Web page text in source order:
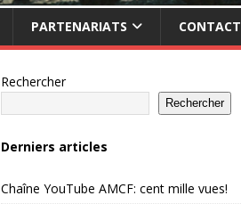
PARTENARIATS CONTACT
Rechercher
Rechercher
Derniers articles
Chaîne YouTube AMCF: cent mille vues!